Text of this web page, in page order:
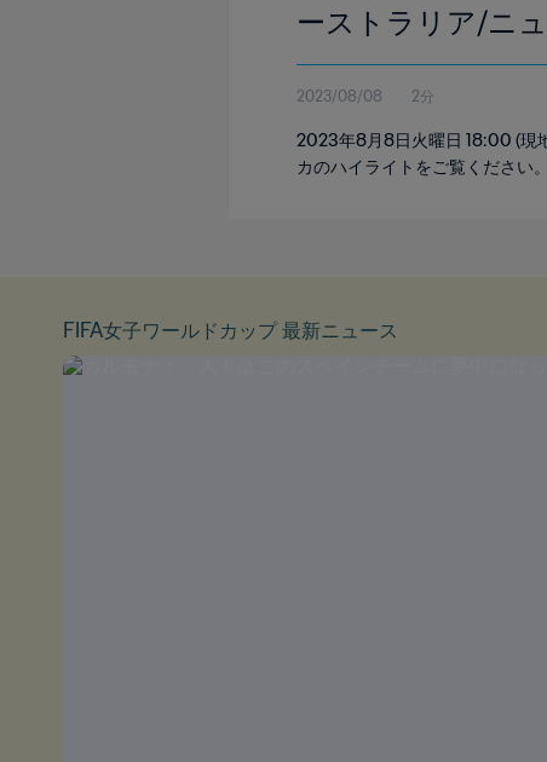
ーストラリア/ニ
2023/08/08 2分
2023年8月8日火曜日 18:00 (現
カのハイライトをご覧ください
FIFA女子ワールドカップ 最新ニュース